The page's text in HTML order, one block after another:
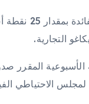
تتوقع
التجارية.
الأسبوعية
الاحتياطي